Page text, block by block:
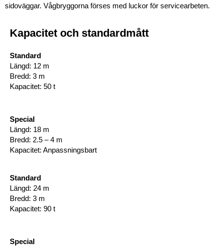
sidoväggar. Vågbryggorna förses med luckor för servicearbeten.
Kapacitet och standardmått
Standard
Längd: 12 m
Bredd: 3 m
Kapacitet: 50 t
Special
Längd: 18 m
Bredd: 2.5 – 4 m
Kapacitet: Anpassningsbart
Standard
Längd: 24 m
Bredd: 3 m
Kapacitet: 90 t
Special